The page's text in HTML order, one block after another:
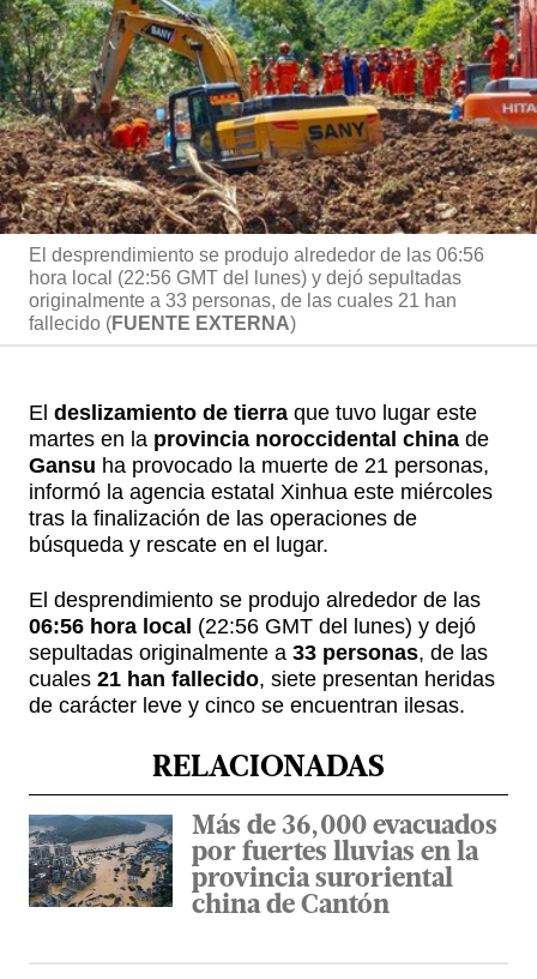
El desprendimiento se produjo alrededor de las 06:56
hora local (22:56 GMT del lunes) y dejó sepultadas
originalmente a 33 personas, de las cuales 21 han
fallecido (FUENTE EXTERNA)
El deslizamiento de tierra que tuvo lugar este
martes en la provincia noroccidental china de
Gansu ha provocado la muerte de 21 personas,
informó la agencia estatal Xinhua este miércoles
tras la finalización de las operaciones de
búsqueda y rescate en el lugar.
El desprendimiento se produjo alrededor de las
06:56 hora local (22:56 GMT del lunes) y dejó
sepultadas originalmente a 33 personas, de las
cuales 21 han fallecido, siete presentan heridas
de carácter leve y cinco se encuentran ilesas.
RELACIONADAS
Más de 36,000 evacuados
por fuertes lluvias en la
provincia suroriental
china de Cantón